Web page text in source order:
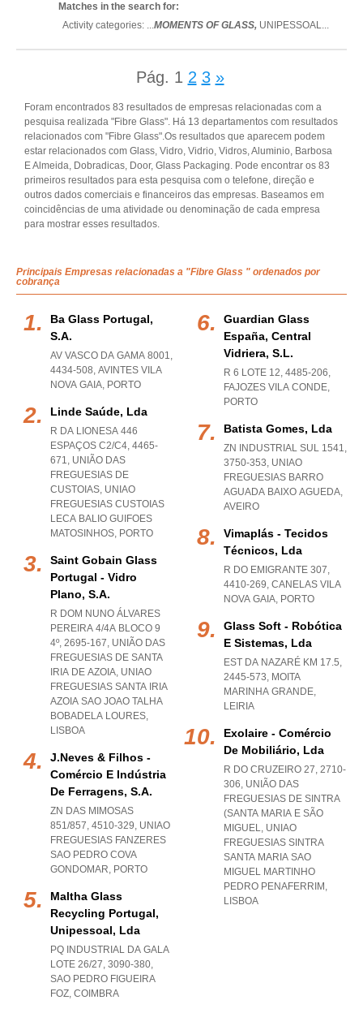
Matches in the search for:
Activity categories: ...MOMENTS OF GLASS, UNIPESSOAL...
Pág. 1 2 3 »
Foram encontrados 83 resultados de empresas relacionadas com a
pesquisa realizada "Fibre Glass". Há 13 departamentos com resultados
relacionados com "Fibre Glass".Os resultados que aparecem podem
estar relacionados com Glass, Vidro, Vidrio, Vidros, Aluminio, Barbosa
E Almeida, Dobradicas, Door, Glass Packaging. Pode encontrar os 83
primeiros resultados para esta pesquisa com o telefone, direção e
outros dados comerciais e financeiros das empresas. Baseamos em
coincidências de uma atividade ou denominação de cada empresa
para mostrar esses resultados.
Principais Empresas relacionadas a "Fibre Glass " ordenados por
cobrança
Ba Glass Portugal,
S.a.
AV VASCO DA GAMA 8001,
4434-508, AVINTES VILA
NOVA GAIA, PORTO
Linde Saúde, Lda
R DA LIONESA 446
ESPAÇOS C2/C4, 4465-
671, UNIÃO DAS
FREGUESIAS DE
CUSTOIAS, UNIAO
FREGUESIAS CUSTOIAS
LECA BALIO GUIFOES
MATOSINHOS, PORTO
Saint Gobain Glass
Portugal - Vidro
Plano, S.a.
R DOM NUNO ÁLVARES
PEREIRA 4/4A BLOCO 9
4º, 2695-167, UNIÃO DAS
FREGUESIAS DE SANTA
IRIA DE AZOIA, UNIAO
FREGUESIAS SANTA IRIA
AZOIA SAO JOAO TALHA
BOBADELA LOURES,
LISBOA
J.neves & Filhos -
Comércio E Indústria
De Ferragens, S.a.
ZN DAS MIMOSAS
851/857, 4510-329, UNIAO
FREGUESIAS FANZERES
SAO PEDRO COVA
GONDOMAR, PORTO
Maltha Glass
Recycling Portugal,
Unipessoal, Lda
PQ INDUSTRIAL DA GALA
LOTE 26/27, 3090-380,
SAO PEDRO FIGUEIRA
FOZ, COIMBRA
Guardian Glass
España, Central
Vidriera, S.l.
R 6 LOTE 12, 4485-206,
FAJOZES VILA CONDE,
PORTO
Batista Gomes, Lda
ZN INDUSTRIAL SUL 1541,
3750-353, UNIAO
FREGUESIAS BARRO
AGUADA BAIXO AGUEDA,
AVEIRO
Vimaplás - Tecidos
Técnicos, Lda
R DO EMIGRANTE 307,
4410-269, CANELAS VILA
NOVA GAIA, PORTO
Glass Soft - Robótica
E Sistemas, Lda
EST DA NAZARÉ KM 17.5,
2445-573, MOITA
MARINHA GRANDE,
LEIRIA
Exolaire - Comércio
De Mobiliário, Lda
R DO CRUZEIRO 27, 2710-
306, UNIÃO DAS
FREGUESIAS DE SINTRA
(SANTA MARIA E SÃO
MIGUEL, UNIAO
FREGUESIAS SINTRA
SANTA MARIA SAO
MIGUEL MARTINHO
PEDRO PENAFERRIM ,
LISBOA